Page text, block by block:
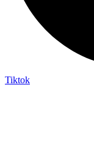
Tiktok